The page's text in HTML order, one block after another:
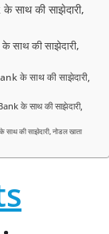
की साझेदारी,
साथ की साझेदारी,
के साथ की साझेदारी,
के साथ की साझेदारी,
की साझेदारी, नोडल खाता